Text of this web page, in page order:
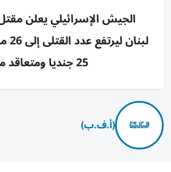
الجيش الإسرائيلي يعلن
25 جنديا ومتعاقد مدني
(أ.ف.ب)